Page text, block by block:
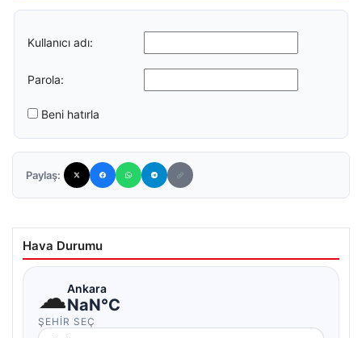
Kullanıcı adı:
Parola:
Beni hatırla
Paylaş:
Hava Durumu
☁Ankara
NaN°C
ŞEHIR SEÇ